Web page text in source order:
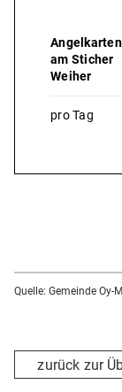
Angelkarten
am Sticher
Weiher
pro Tag
Quelle: Gemeinde Oy-
zurück zur